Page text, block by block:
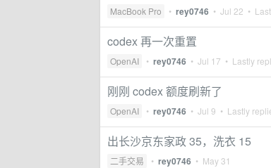
MacBook Pro • rey0746 • Jul 22 •
codex 再一次重置
OpenAI • rey0746 • Jul 17 • Lastly
刚刚 codex 额度刷新了
OpenAI • rey0746 • Jul 9 • Lastly
出长沙京东家政 35，洗衣 15
二手交易 • rey0746 • May 31